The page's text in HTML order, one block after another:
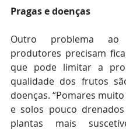
Pragas e doenças
Outro problema
produtores precisam
que pode limitar a
qualidade dos frutos
doenças. “Pomares
e solos pouco
plantas mais